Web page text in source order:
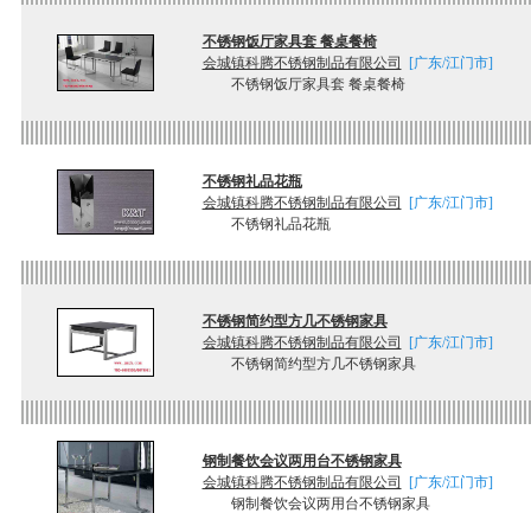
不锈钢饭厅家具套 餐桌餐椅
会城镇科腾不锈钢制品有限公司
[广东/江门市]
不锈钢饭厅家具套 餐桌餐椅
不锈钢礼品花瓶
会城镇科腾不锈钢制品有限公司
[广东/江门市]
不锈钢礼品花瓶
不锈钢简约型方几不锈钢家具
会城镇科腾不锈钢制品有限公司
[广东/江门市]
不锈钢简约型方几不锈钢家具
钢制餐饮会议两用台不锈钢家具
会城镇科腾不锈钢制品有限公司
[广东/江门市]
钢制餐饮会议两用台不锈钢家具